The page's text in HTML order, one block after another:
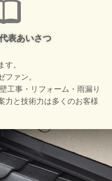
表あいさつ
す。
ファン。
工事・リフォーム・雨漏り
力と技術力は多くのお客様